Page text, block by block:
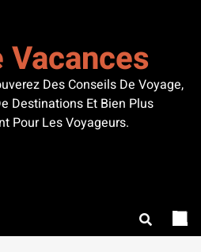
Vacances
Des Conseils De Voyage,
Destinations Et Bien Plus
Pour Les Voyageurs.